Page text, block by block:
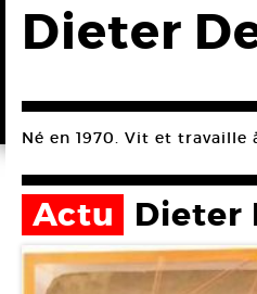
Dieter
Né en 1970. Vit et travaille
Actu Dieter